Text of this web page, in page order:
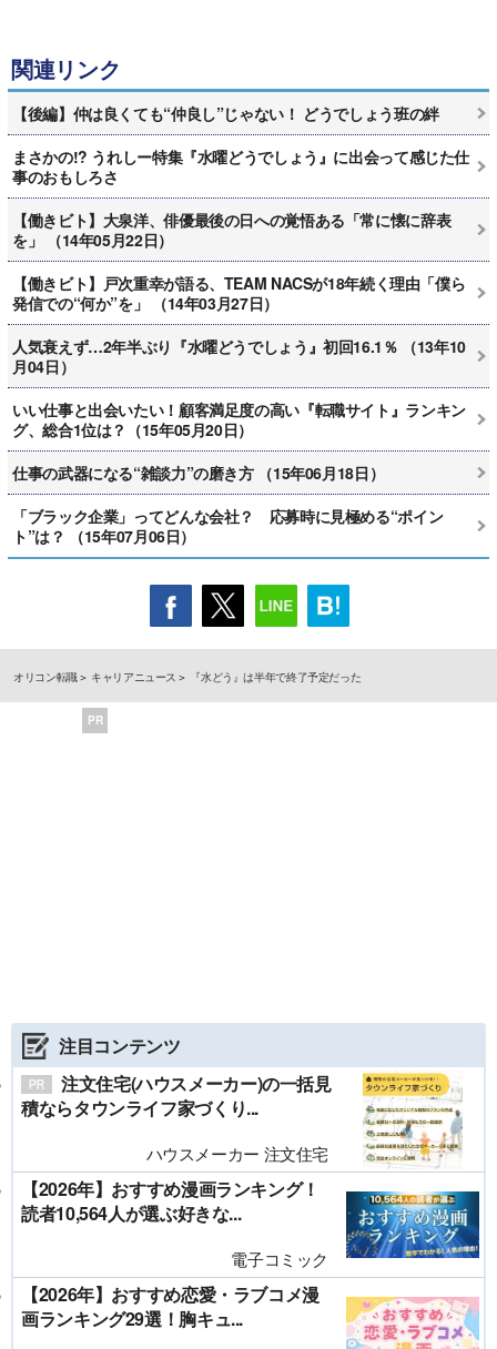
関連リンク
【後編】仲は良くても“仲良し”じゃない！ どうでしょう班の絆
まさかの!? うれしー特集『水曜どうでしょう』に出会って感じた仕
事のおもしろさ
【働きビト】大泉洋、俳優最後の日への覚悟ある「常に懐に辞表
を」 （14年05月22日）
【働きビト】戸次重幸が語る、TEAM NACSが18年続く理由「僕ら
発信での“何か”を」 （14年03月27日）
人気衰えず…2年半ぶり『水曜どうでしょう』初回16.1％ （13年10
月04日）
いい仕事と出会いたい！顧客満足度の高い『転職サイト』ランキン
グ、総合1位は？（15年05月20日）
仕事の武器になる“雑談力”の磨き方 （15年06月18日）
「ブラック企業」ってどんな会社？ 応募時に見極める“ポイン
ト”は？ （15年07月06日）
オリコン転職 キャリアニュース 『水どう』は半年で終了予定だった
PR
注目コンテンツ
注文住宅(ハウスメーカー)の一括見
積ならタウンライフ家づくり...
ハウスメーカー 注文住宅
【2026年】おすすめ漫画ランキング！
読者10,564人が選ぶ好きな...
電子コミック
【2026年】おすすめ恋愛・ラブコメ漫
画ランキング29選！胸キュ...